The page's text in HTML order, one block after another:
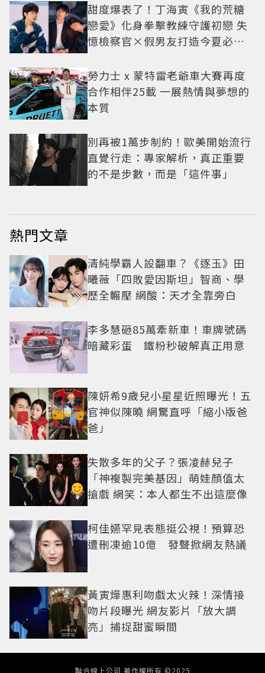
甜度爆表了！丁海寅《我的荒糖
戀愛》化身拳擊教練守護初戀 失
憶檢察官×假男友打造今夏必看
勞力士 x 蒙特雷老爺車大賽再度
合作相伴25載 一展熱情與夢想的
本質
別再被1萬步制約！歐美開始流行
直覺行走：專家解析，真正重要
的不是步數，而是「這件事」
熱門文章
清純學霸人設翻車？《逐玉》田
曦薇「四敗愛因斯坦」智商、學
歷全輾壓 網酸：天才全靠旁白
李多慧砸85萬牽新車！車牌號碼
暗藏彩蛋 鐵粉秒破解真正用意
陳妍希9歲兒小星星近照曝光！五
官神似陳曉 網驚直呼「縮小版爸
爸」
失散多年的父子？張凌赫兒子
「神複製完美基因」萌娃顏值太
搶戲 網笑：本人都生不出這麼像
柯佳嬿罕見表態挺公視！預算恐
遭刪凍逾10億 發聲掀網友熱議
黃寅燁惠利吻戲太火辣！深情接
吻片段曝光 網友影片「放大調
亮」捕捉甜蜜瞬間
聯合線上公司 著作權所有 ©2025